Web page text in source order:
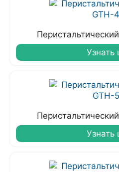
Узнать
Узнать